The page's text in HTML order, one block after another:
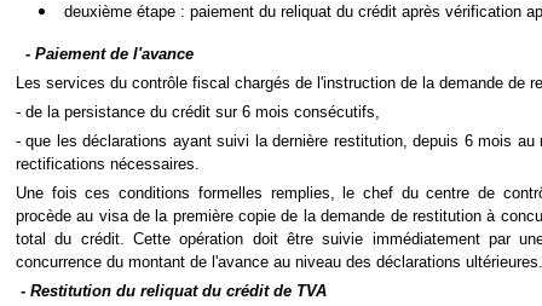
deuxième étape : paiement du reliquat du crédit après vérification
- Paiement de l'avance
Les services du contrôle fiscal chargés de l'instruction de la demande de
- de la persistance du crédit sur 6 mois consécutifs,
- que les déclarations ayant suivi la dernière restitution, depuis 6 mois
rectifications nécessaires.
Une fois ces conditions formelles remplies, le chef du centre de
procède au visa de la première copie de la demande de restitution à
total du crédit. Cette opération doit être suivie immédiatement par
concurrence du montant de l'avance au niveau des déclarations ultérieures.
- Restitution du reliquat du crédit de TVA